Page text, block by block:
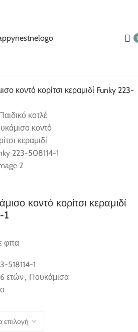
κοντό κορίτσι κεραμιδί
1
φπα
518114-1
ετών, Πουκάμισα
πληρωμές με κάρτα!